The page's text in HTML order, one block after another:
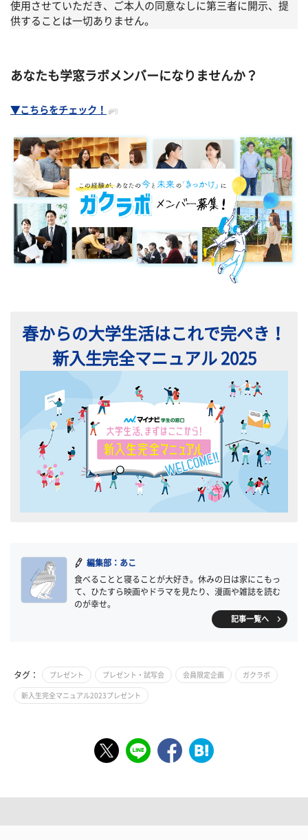
使用させていただき、ご本人の同意なしに第三者に開示、提
供することは一切ありません。
あなたも学窓ラボメンバーになりませんか？
▼こちらをチェック！
春からの大学生活はこれで完ぺき！
新入生完全マニュアル 2025
編集部：あこ
食べることと寝ることが大好き。休みの日は家にこもっ
て、ひたすら映画やドラマを見たり、漫画や雑誌を読む
のが幸せ。
記事一覧へ
タグ： プレゼント プレゼント・試写会 会員限定企画 ガクラボ
新入生完全マニュアル2023プレゼント